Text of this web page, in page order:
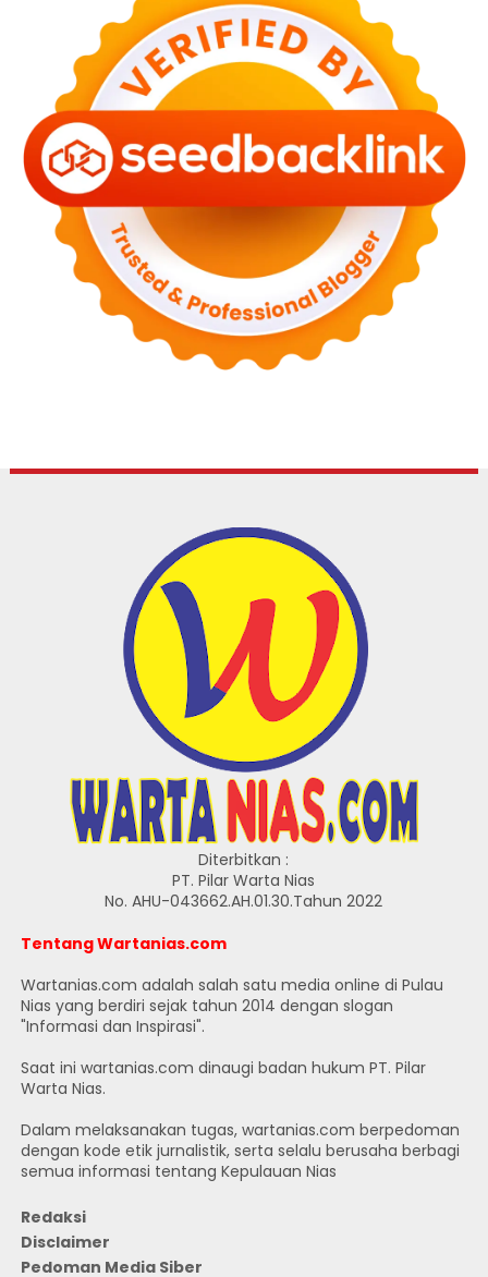
Diterbitkan :
PT. Pilar Warta Nias
No. AHU-043662.AH.01.30.Tahun 2022
Tentang Wartanias.com
Wartanias.com adalah salah satu media online di Pulau
Nias yang berdiri sejak tahun 2014 dengan slogan
"Informasi dan Inspirasi".
Saat ini wartanias.com dinaugi badan hukum PT. Pilar
Warta Nias.
Dalam melaksanakan tugas, wartanias.com berpedoman
dengan kode etik jurnalistik, serta selalu berusaha berbagi
semua informasi tentang Kepulauan Nias
Redaksi
Disclaimer
Pedoman Media Siber